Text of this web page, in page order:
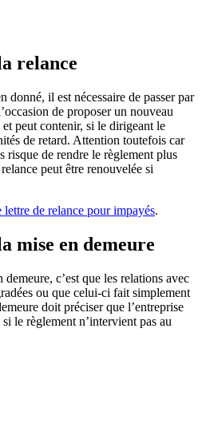
relance
donné, il est nécessaire de passer par
de proposer un nouveau
peut contenir, si le dirigeant le
de retard. Attention toutefois car
risque de rendre le règlement plus
peut être renouvelée si
lettre de relance pour impayés.
mise en demeure
c’est que les relations avec
ou que celui-ci fait simplement
doit préciser que l’entreprise
le règlement n’intervient pas au